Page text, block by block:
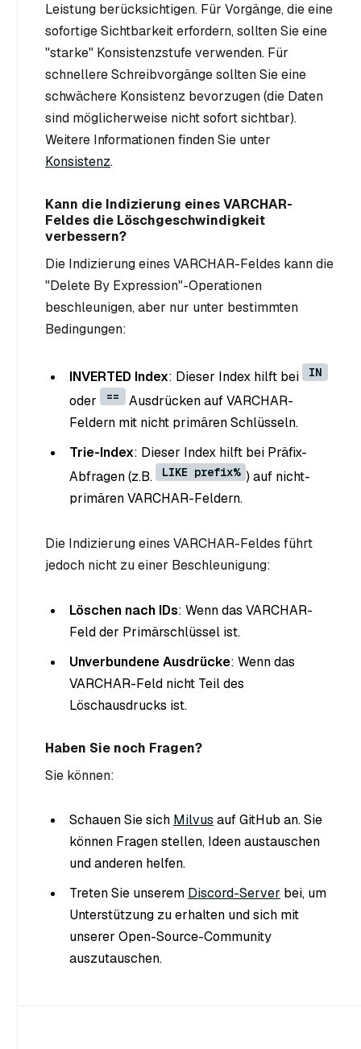
Leistung berücksichtigen. Für Vorgänge, die eine
sofortige Sichtbarkeit erfordern, sollten Sie eine
"starke" Konsistenzstufe verwenden. Für
schnellere Schreibvorgänge sollten Sie eine
schwächere Konsistenz bevorzugen (die Daten
sind möglicherweise nicht sofort sichtbar).
Weitere Informationen finden Sie unter
Konsistenz.
Kann die Indizierung eines VARCHAR-
Feldes die Löschgeschwindigkeit
verbessern?
Die Indizierung eines VARCHAR-Feldes kann die
"Delete By Expression"-Operationen
beschleunigen, aber nur unter bestimmten
Bedingungen:
INVERTED Index: Dieser Index hilft bei IN
oder ==
Ausdrücken auf VARCHAR-
Feldern mit nicht primären Schlüsseln.
Trie-Index: Dieser Index hilft bei Präfix-
Abfragen (z.B.
LIKE prefix% ) auf nicht-
primären VARCHAR-Feldern.
Die Indizierung eines VARCHAR-Feldes führt
jedoch nicht zu einer Beschleunigung:
Löschen nach IDs: Wenn das VARCHAR-
Feld der Primärschlüssel ist.
Unverbundene Ausdrücke: Wenn das
VARCHAR-Feld nicht Teil des
Löschausdrucks ist.
Haben Sie noch Fragen?
Sie können:
Schauen Sie sich Milvus auf GitHub an. Sie
können Fragen stellen, Ideen austauschen
und anderen helfen.
Treten Sie unserem Discord-Server bei, um
Unterstützung zu erhalten und sich mit
unserer Open-Source-Community
auszutauschen.